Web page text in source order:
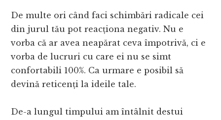
De multe ori când faci schimbări radicale cei
din jurul tău pot reacționa negativ. Nu e
vorba că ar avea neapărat ceva împotrivă, ci e
vorba de lucruri cu care ei nu se simt
confortabili 100%. Ca urmare e posibil să
devină reticenți la ideile tale.
De-a lungul timpului am întâlnit destui